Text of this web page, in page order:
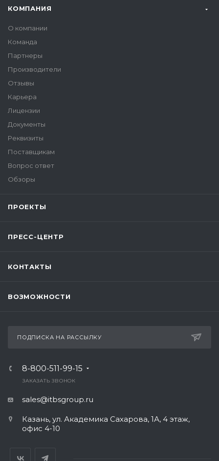
КОМПАНИЯ
О компании
Команда
Партнеры
Производители
Отзывы
Карьера
Лицензии
Документы
Реквизиты
Поставщикам
Вопрос ответ
Обзоры
ПРОЕКТЫ
ПРЕСС-ЦЕНТР
КОНТАКТЫ
ВОЗМОЖНОСТИ
ПОДПИСКА НА РАССЫЛКУ
8-800-511-99-15
ЗАКАЗАТЬ ЗВОНОК
sales@itbsgroup.ru
Казань, ул. Академика Сахарова, 1А, 4 этаж,
офис 4-10